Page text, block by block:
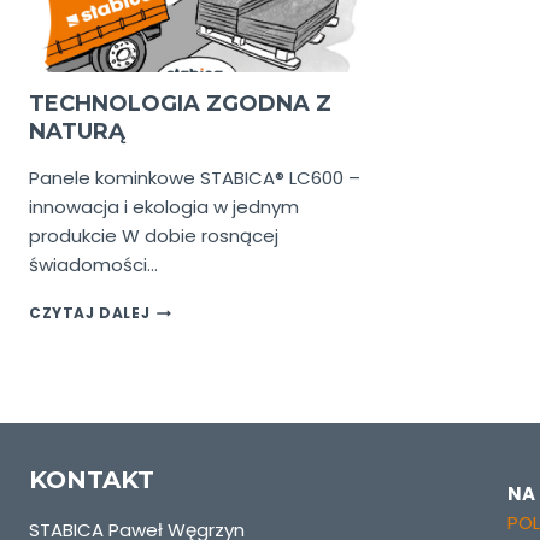
TECHNOLOGIA ZGODNA Z
NATURĄ
Panele kominkowe STABICA® LC600 –
innowacja i ekologia w jednym
produkcie W dobie rosnącej
świadomości…
CZYTAJ DALEJ TECHNOLOGIA
KONTAKT
STABICA Paweł Węgrzyn
NA